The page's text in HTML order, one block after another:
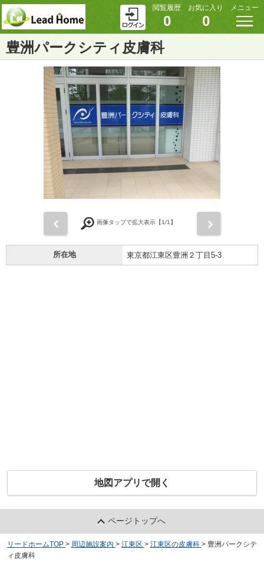
閲覧履歴
0
お気に入り
0
メニュー
豊洲パークシティ皮膚科
画像タップで拡大表示【1/1】
所在地 東京都江東区豊洲２丁目5-3
地図アプリで開く
ページトップへ
リードホームTOP > 周辺施設案内 > 江東区 > 江東区の皮膚科 > 豊洲パークシテ
ィ皮膚科